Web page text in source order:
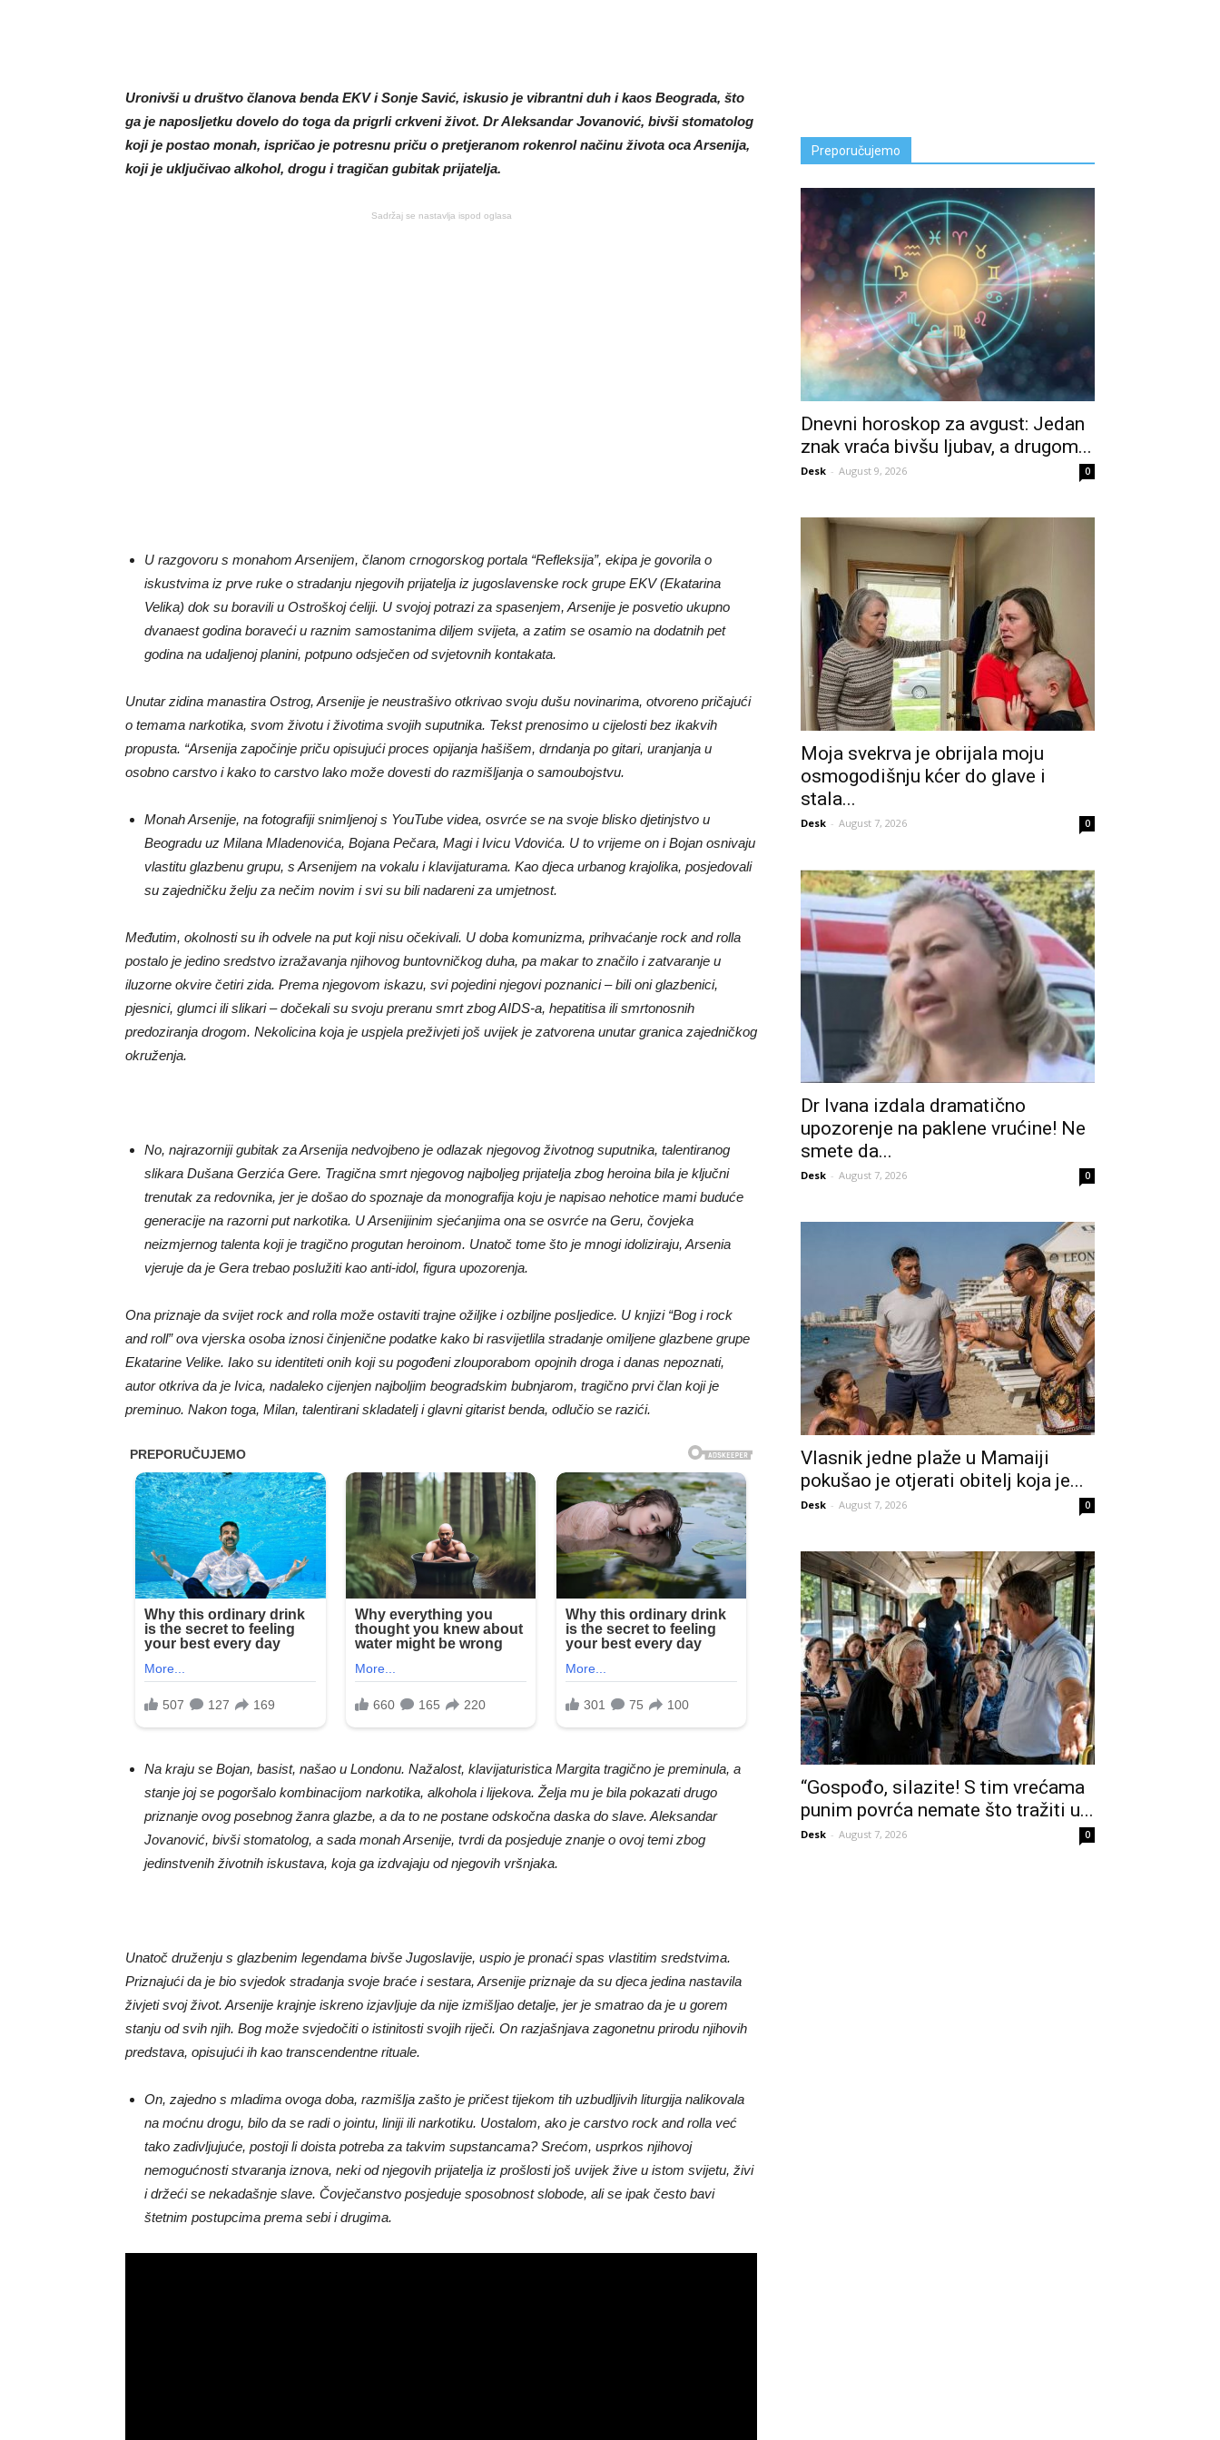
Uronivši u društvo članova benda EKV i Sonje Savić, iskusio je vibrantni duh i kaos Beograda, što
ga je naposljetku dovelo do toga da prigrli crkveni život. Dr Aleksandar Jovanović, bivši stomatolog
koji je postao monah, ispričao je potresnu priču o pretjeranom rokenrol načinu života oca Arsenija,
koji je uključivao alkohol, drogu i tragičan gubitak prijatelja.
Sadržaj se nastavlja ispod oglasa
U razgovoru s monahom Arsenijem, članom crnogorskog portala “Refleksija”, ekipa je govorila o
iskustvima iz prve ruke o stradanju njegovih prijatelja iz jugoslavenske rock grupe EKV (Ekatarina
Velika) dok su boravili u Ostroškoj ćeliji. U svojoj potrazi za spasenjem, Arsenije je posvetio ukupno
dvanaest godina boraveći u raznim samostanima diljem svijeta, a zatim se osamio na dodatnih pet
godina na udaljenoj planini, potpuno odsječen od svjetovnih kontakata.
Unutar zidina manastira Ostrog, Arsenije je neustrašivo otkrivao svoju dušu novinarima, otvoreno pričajući
o temama narkotika, svom životu i životima svojih suputnika. Tekst prenosimo u cijelosti bez ikakvih
propusta. “Arsenija započinje priču opisujući proces opijanja hašišem, drndanja po gitari, uranjanja u
osobno carstvo i kako to carstvo lako može dovesti do razmišljanja o samoubojstvu.
Monah Arsenije, na fotografiji snimljenoj s YouTube videa, osvrće se na svoje blisko djetinjstvo u
Beogradu uz Milana Mladenovića, Bojana Pečara, Magi i Ivicu Vdovića. U to vrijeme on i Bojan osnivaju
vlastitu glazbenu grupu, s Arsenijem na vokalu i klavijaturama. Kao djeca urbanog krajolika, posjedovali
su zajedničku želju za nečim novim i svi su bili nadareni za umjetnost.
Međutim, okolnosti su ih odvele na put koji nisu očekivali. U doba komunizma, prihvaćanje rock and rolla
postalo je jedino sredstvo izražavanja njihovog buntovničkog duha, pa makar to značilo i zatvaranje u
iluzorne okvire četiri zida. Prema njegovom iskazu, svi pojedini njegovi poznanici – bili oni glazbenici,
pjesnici, glumci ili slikari – dočekali su svoju preranu smrt zbog AIDS-a, hepatitisa ili smrtonosnih
predoziranja drogom. Nekolicina koja je uspjela preživjeti još uvijek je zatvorena unutar granica zajedničkog
okruženja.
No, najrazorniji gubitak za Arsenija nedvojbeno je odlazak njegovog životnog suputnika, talentiranog
slikara Dušana Gerzića Gere. Tragična smrt njegovog najboljeg prijatelja zbog heroina bila je ključni
trenutak za redovnika, jer je došao do spoznaje da monografija koju je napisao nehotice mami buduće
generacije na razorni put narkotika. U Arsenijinim sjećanjima ona se osvrće na Geru, čovjeka
neizmjernog talenta koji je tragično progutan heroinom. Unatoč tome što je mnogi idoliziraju, Arsenia
vjeruje da je Gera trebao poslužiti kao anti-idol, figura upozorenja.
Ona priznaje da svijet rock and rolla može ostaviti trajne ožiljke i ozbiljne posljedice. U knjizi “Bog i rock
and roll” ova vjerska osoba iznosi činjenične podatke kako bi rasvijetlila stradanje omiljene glazbene grupe
Ekatarine Velike. Iako su identiteti onih koji su pogođeni zlouporabom opojnih droga i danas nepoznati,
autor otkriva da je Ivica, nadaleko cijenjen najboljim beogradskim bubnjarom, tragično prvi član koji je
preminuo. Nakon toga, Milan, talentirani skladatelj i glavni gitarist benda, odlučio se razići.
Na kraju se Bojan, basist, našao u Londonu. Nažalost, klavijaturistica Margita tragično je preminula, a
stanje joj se pogoršalo kombinacijom narkotika, alkohola i lijekova. Želja mu je bila pokazati drugo
priznanje ovog posebnog žanra glazbe, a da to ne postane odskočna daska do slave. Aleksandar
Jovanović, bivši stomatolog, a sada monah Arsenije, tvrdi da posjeduje znanje o ovoj temi zbog
jedinstvenih životnih iskustava, koja ga izdvajaju od njegovih vršnjaka.
Unatoč druženju s glazbenim legendama bivše Jugoslavije, uspio je pronaći spas vlastitim sredstvima.
Priznajući da je bio svjedok stradanja svoje braće i sestara, Arsenije priznaje da su djeca jedina nastavila
živjeti svoj život. Arsenije krajnje iskreno izjavljuje da nije izmišljao detalje, jer je smatrao da je u gorem
stanju od svih njih. Bog može svjedočiti o istinitosti svojih riječi. On razjašnjava zagonetnu prirodu njihovih
predstava, opisujući ih kao transcendentne rituale.
On, zajedno s mladima ovoga doba, razmišlja zašto je pričest tijekom tih uzbudljivih liturgija nalikovala
na moćnu drogu, bilo da se radi o jointu, liniji ili narkotiku. Uostalom, ako je carstvo rock and rolla već
tako zadivljujuće, postoji li doista potreba za takvim supstancama? Srećom, usprkos njihovoj
nemogućnosti stvaranja iznova, neki od njegovih prijatelja iz prošlosti još uvijek žive u istom svijetu, živi
i držeći se nekadašnje slave. Čovječanstvo posjeduje sposobnost slobode, ali se ipak često bavi
štetnim postupcima prema sebi i drugima.
Preporučujemo
Dnevni horoskop za avgust: Jedan
znak vraća bivšu ljubav, a drugom...
Desk - August 9, 2026 0
Moja svekrva je obrijala moju
osmogodišnju kćer do glave i
stala...
Desk - August 7, 2026 0
Dr Ivana izdala dramatično
upozorenje na paklene vrućine! Ne
smete da...
Desk - August 7, 2026 0
Vlasnik jedne plaže u Mamaiji
pokušao je otjerati obitelj koja je...
Desk - August 7, 2026 0
“Gospođo, silazite! S tim vrećama
punim povrća nemate što tražiti u...
Desk - August 7, 2026 0